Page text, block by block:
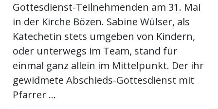
Gottesdienst-Teilnehmenden am 31. Mai
in der Kirche Bözen. Sabine Wülser, als
Katechetin stets umgeben von Kindern,
oder unterwegs im Team, stand für
einmal ganz allein im Mittelpunkt. Der ihr
gewidmete Abschieds-Gottesdienst mit
Pfarrer ...